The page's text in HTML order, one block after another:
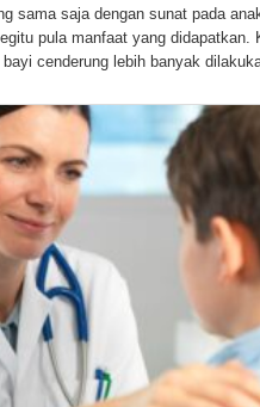
sama saja dengan sunat pada
pula manfaat yang didapatkan.
cenderung lebih banyak